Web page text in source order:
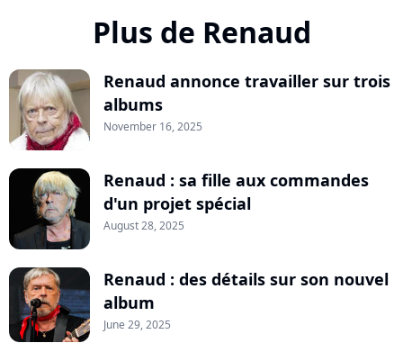
Plus de Renaud
Renaud annonce travailler sur trois
albums
November 16, 2025
Renaud : sa fille aux commandes
d'un projet spécial
August 28, 2025
Renaud : des détails sur son nouvel
album
June 29, 2025